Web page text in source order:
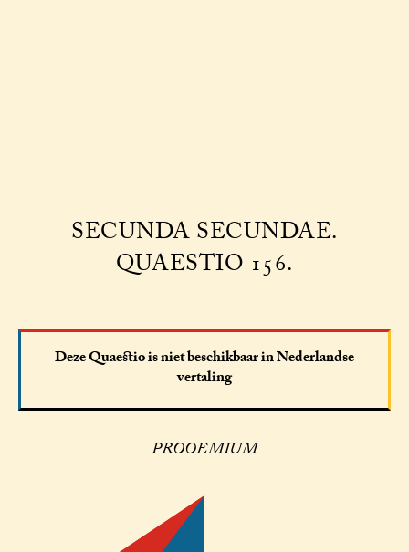
SECUNDA SECUNDAE.
QUAESTIO 156.
Deze Quaestio is niet beschikbaar in Nederlandse
vertaling
PROOEMIUM